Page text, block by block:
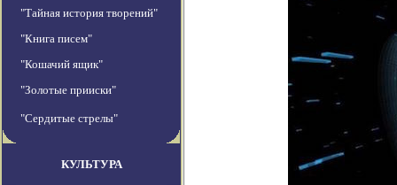
"Тайная история творений"
"Книга писем"
"Кошачий ящик"
"Золотые прииски"
"Сердитые стрелы"
КУЛЬТУРА